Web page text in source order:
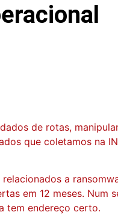
de rotas,
que coletamos na
a
em 12 meses. Num
tem endereço certo.